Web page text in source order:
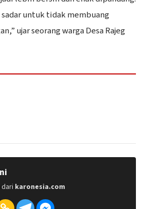
untuk tidak membuang
ujar seorang warga Desa Rajeg
karonesia.com